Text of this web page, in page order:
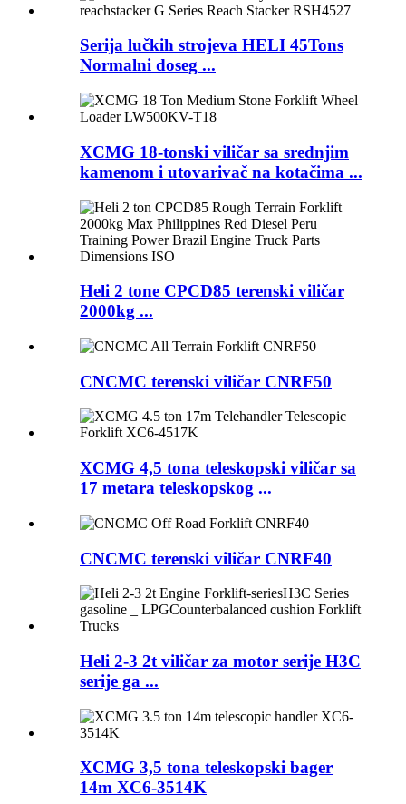
Serija lučkih strojeva HELI 45Tons
Normalni doseg ...
XCMG 18-tonski viličar sa srednjim
kamenom i utovarivač na kotačima ...
Heli 2 tone CPCD85 terenski viličar
2000kg ...
CNCMC terenski viličar CNRF50
XCMG 4,5 tona teleskopski viličar sa
17 metara teleskopskog ...
CNCMC terenski viličar CNRF40
Heli 2-3 2t viličar za motor serije H3C
serije ga ...
XCMG 3,5 tona teleskopski bager
14m XC6-3514K